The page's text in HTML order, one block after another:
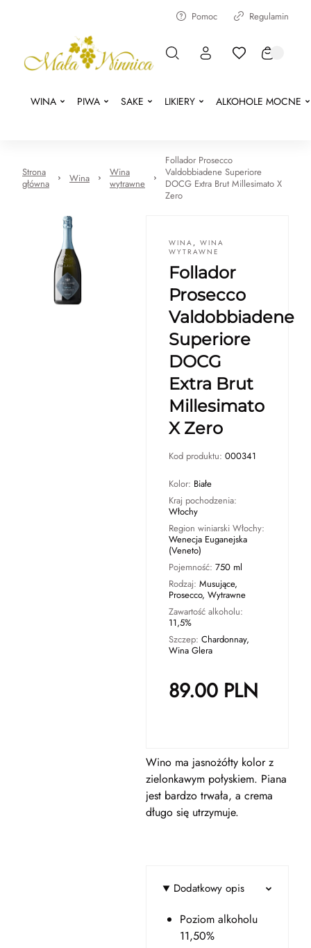
Pomoc Regulamin
WINA PIWA SAKE LIKIERY ALKOHOLE MOCNE
Strona
główna
Wina
Wina
wytrawne
Follador Prosecco
Valdobbiadene Superiore
DOCG Extra Brut Millesimato X
Zero
WINA , WINA
WYTRAWNE
Follador
Prosecco
Valdobbiadene
Superiore
DOCG
Extra Brut
Millesimato
X Zero
Kod produktu: 000341
Kolor: Białe
Kraj pochodzenia:
Włochy
Region winiarski Włochy:
Wenecja Euganejska
(Veneto)
Pojemność: 750 ml
Rodzaj: Musujące,
Prosecco, Wytrawne
Zawartość alkoholu:
11,5%
Szczep: Chardonnay,
Wina Glera
89.00PLN
Wino ma jasnożółty kolor z
zielonkawym połyskiem. Piana
jest bardzo trwała, a crema
długo się utrzymuje.
Dodatkowy opis
Poziom alkoholu
11,50%